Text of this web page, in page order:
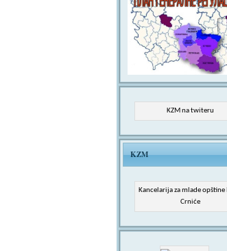
KZM na twiteru
KZM
Kancelarija za mlade opštine
Crniće